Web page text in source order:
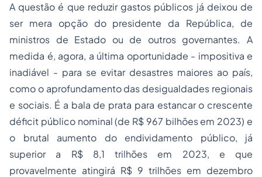
A questão é que reduzir gastos públicos já deixou de
ser mera opção do presidente da República, de
ministros de Estado ou de outros governantes. A
medida é, agora, a última oportunidade - impositiva e
inadiável - para se evitar desastres maiores ao país,
como o aprofundamento das desigualdades regionais
e sociais. É a bala de prata para estancar o crescente
déficit público nominal (de R$ 967 bilhões em 2023) e
o brutal aumento do endividamento público, já
superior a R$ 8,1 trilhões em 2023, e que
provavelmente atingirá R$ 9 trilhões em dezembro